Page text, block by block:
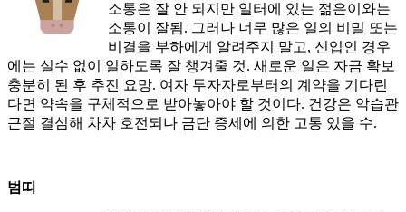
소통은 잘 안 되지만 일터에 있는 젊은이와는
소통이 잘됨. 그러나 너무 많은 일의 비밀 또는
비결을 부하에게 알려주지 말고, 신입인 경우
에는 실수 없이 일하도록 잘 챙겨줄 것. 새로운 일은 자금 확보
충분히 된 후 추진 요망. 여자 투자자로부터의 계약을 기다린
다면 약속을 구체적으로 받아놓아야 할 것이다. 건강은 악습관
근절 결심해 차차 호전되나 금단 증세에 의한 고통 있을 수.
범띠